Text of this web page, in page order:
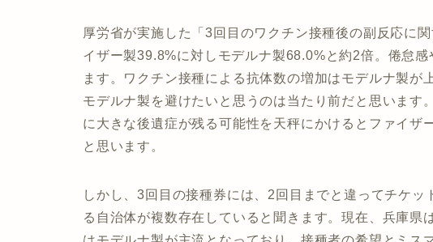
厚労省が実施した「3回目のワクチン接種後の副反応に
イザー製39.8%に対しモデルナ製68.0%と約2倍。倦怠
ます。ワクチン接種による抗体数の増加はモデルナ製が
モデルナ製を避けたいと思うのは当たり前だと思います
に大きな後遺症が残る可能性を天秤にかけるとファイザ
と思います。
しかし、3回目の接種券には、2回目までと違ってチケ
る自治体が複数存在していると聞きます。現在、兵庫県